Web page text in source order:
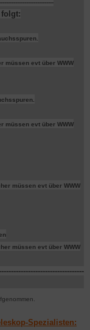
müssen evt über WWW
müssen evt über WWW
müssen evt über WWW
müssen evt über WWW
Spezialisten: